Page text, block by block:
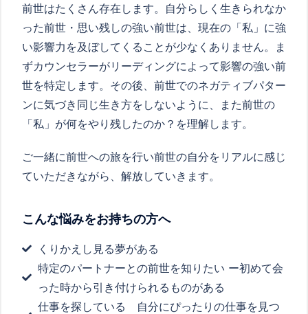
前世はたくさん存在します。自分らしく生きられなか
った前世・思い残しの強い前世は、現在の「私」に強
い影響力を及ぼしてくることが少なくありません。ま
ずカウンセラーがリーディングによって影響の強い前
世を特定します。その後、前世でのネガティブパター
ンに気づき同じ生き方をしないように、また前世の
「私」が何をやり残したのか？を理解します。
ご一緒に前世への旅を行い前世の自分をリアルに感じ
ていただきながら、解放していきます。
こんな悩みをお持ちの方へ
くりかえし見る夢がある
特定のパートナーとの前世を知りたい ー初めて会
った時から引き付けられるものがある
仕事を探している 自分にぴったりの仕事を見つ